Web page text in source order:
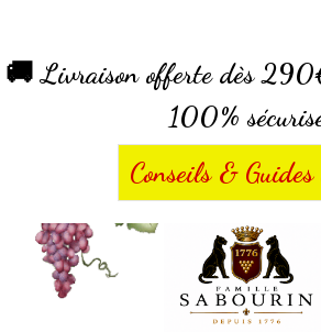
🚚 Livraison offerte dès
100%
Conseils & Guides